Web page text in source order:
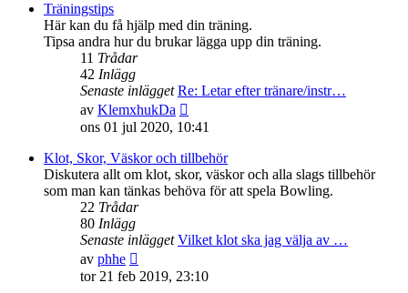
inlägget
Träningstips
Här kan du få hjälp med din träning.
Tipsa andra hur du brukar lägga upp din träning.
11 Trådar
42 Inlägg
Senaste inlägget Re: Letar efter tränare/instr…
av KlemxhukDa
till
senaste
inlägget
ons 01 jul 2020, 10:41
Klot, Skor, Väskor och tillbehör
Diskutera allt om klot, skor, väskor och alla slags tillbehör
som man kan tänkas behöva för att spela Bowling.
22 Trådar
80 Inlägg
Senaste inlägget Vilket klot ska jag välja av …
av phhe
till
tor 21 feb 2019, 23:10